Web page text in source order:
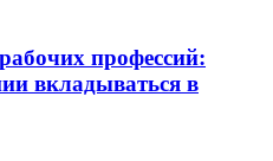
профессий:
вкладываться в